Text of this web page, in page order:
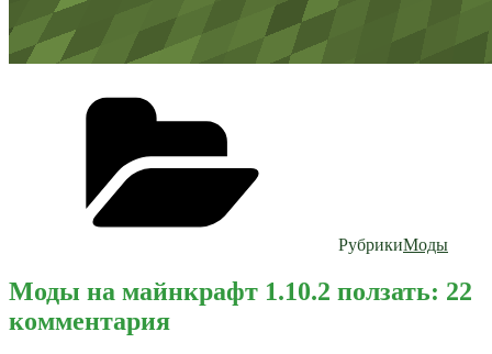
РубрикиМоды
Моды на майнкрафт 1.10.2 ползать: 22
комментария